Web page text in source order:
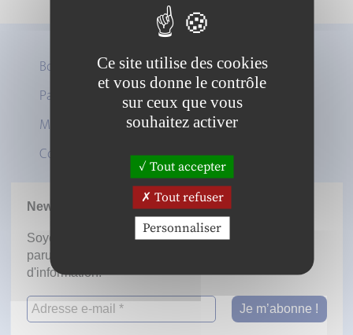
Boutique
Panier
Mon compte
Contact
Newsletter
Soyez informé dès la mise en ligne des prochaines
parutions en vous inscrivant à notre lettre
d'information.
Ce site utilise des cookies
et vous donne le contrôle
sur ceux que vous
souhaitez activer
Tout accepter
Tout refuser
Personnaliser